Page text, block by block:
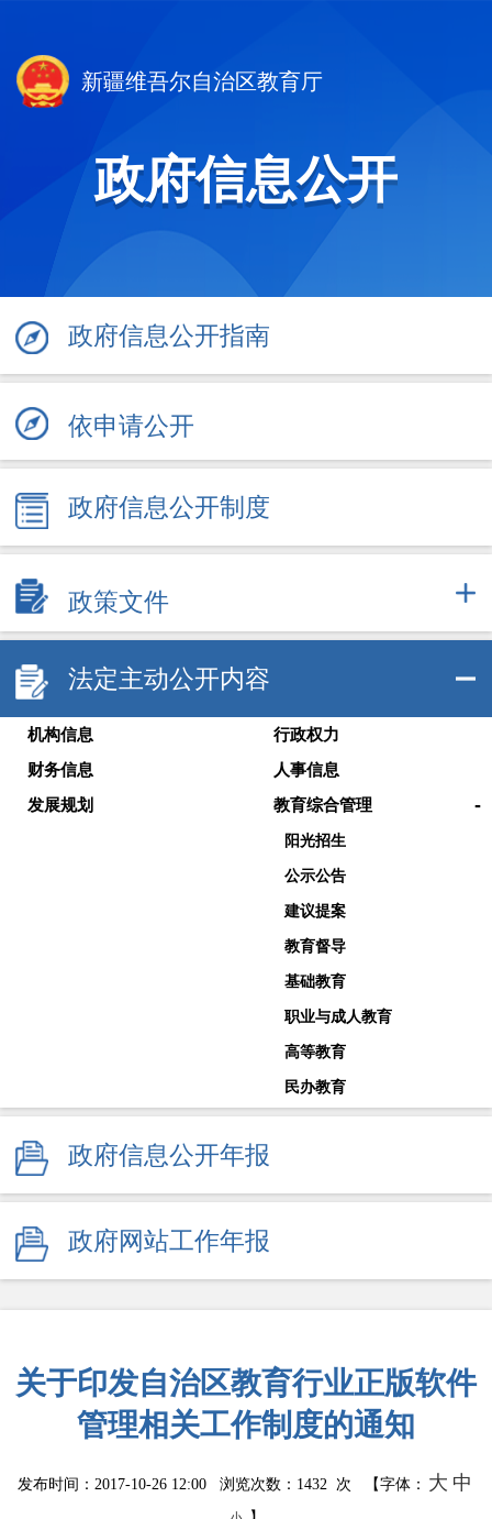
新疆维吾尔自治区教育厅
政府信息公开
政府信息公开指南
依申请公开
政府信息公开制度
政策文件
法定主动公开内容
机构信息
行政权力
财务信息
人事信息
发展规划
教育综合管理 -
阳光招生
公示公告
建议提案
教育督导
基础教育
职业与成人教育
高等教育
民办教育
教师工作
学校安全生产
政府信息公开年报
政府网站工作年报
关于印发自治区教育行业正版软件
管理相关工作制度的通知
发布时间：2017-10-26 12:00 浏览次数： 1432 次 【字体： 大 中